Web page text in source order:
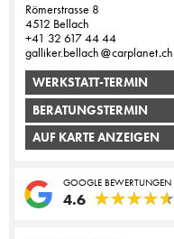
Römerstrasse 8
4512 Bellach
+41 32 617 44 44
galliker.bellach
carplanet ch
WERKSTATT-TERMIN
BERATUNGSTERMIN
AUF KARTE ANZEIGEN
GOOGLE BEWERTUNGEN
4.6 ★★★★★
★★★★★